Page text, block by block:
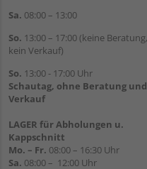
Sa. 08:00 – 13:00
So. 13:00 – 17:00 (keine Beratung,
kein Verkauf)
So. 13:00 - 17:00 Uhr
Schautag, ohne Beratung und
Verkauf
LAGER für Abholungen u.
Kappschnitt
Mo. – Fr. 08:00 – 16:30 Uhr
Sa. 08:00 – 12:00 Uhr